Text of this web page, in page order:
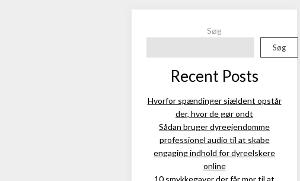
Søg
Søg
Recent Posts
Hvorfor spændinger sjældent opstår
der, hvor de gør ondt
Sådan bruger dyreejendomme
professionel audio til at skabe
engaging indhold for dyreelskere
online
10 smykkegaver der får mor til at